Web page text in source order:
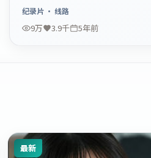
纪录片· 线路
9万 3.9千 5年前
最新